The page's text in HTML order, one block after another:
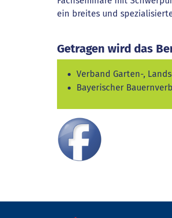
ein breites und
Getragen wird das
Verband Garten-,
Bayerischer